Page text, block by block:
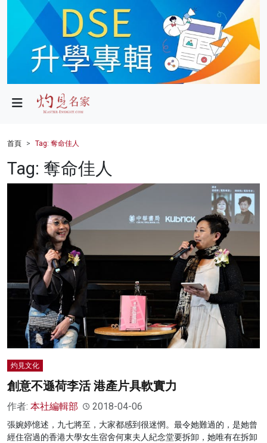
政局
財經
健康
科技
影片
名家榜
灼見活動
關於我們
首頁 Tag: 奪命佳人
Tag: 奪命佳人
灼見文化
創意不遜荷李活 港產片具軟實力
作者: 本社編輯部 2018-04-06
張婉婷憶述，九七將至，大家都感到很迷惘。最令她難過的，是她曾
經住宿過的香港大學女生宿舍何東夫人紀念堂要拆卸，她唯有在拆卸